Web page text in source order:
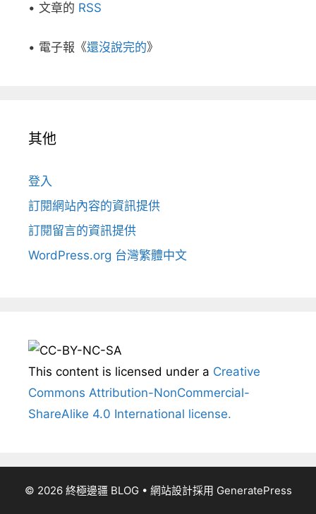
• 文章的 RSS
• 電子報《還沒說完的》
其他
登入
訂閱網站內容的資訊提供
訂閱留言的資訊提供
WordPress.org 台灣繁體中文
This content is licensed under a Creative
Commons Attribution-NonCommercial-
ShareAlike 4.0 International license.
© 2026 終極邊疆 BLOG• 網站設計採用 GeneratePress